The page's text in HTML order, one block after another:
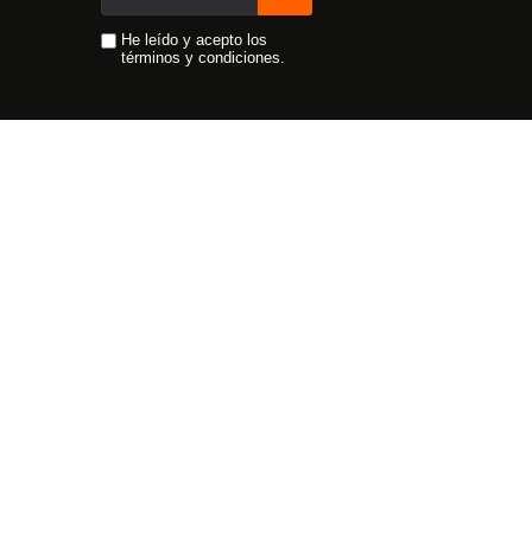
He leído y acepto los
términos y condiciones.